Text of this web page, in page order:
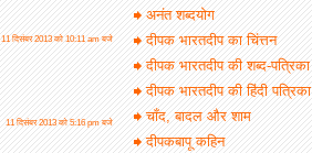
11 दिसंबर 2013 को 10:11 am बजे
11 दिसंबर 2013 को 5:16 pm बजे
अनंत शब्दयोग
दीपक भारतदीप का चिंत्तन
दीपक भारतदीप की शब्द-पत्रिका
दीपक भारतदीप की हिंदी पत्रिका
चाँद, बादल और शाम
दीपकबापू कहिन